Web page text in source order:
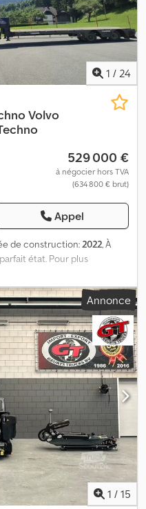
1 / 24
Volvo
529 000 €
à négocier hors TVA
(634 800 € brut)
Appel
de construction: 2022, À
état. Pour plus
contacter ! Prix net
Ab Asrf
Annonce
1 / 15